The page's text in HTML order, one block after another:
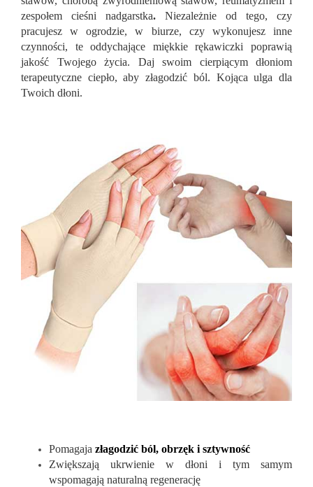
zespołem cieśni nadgarstka. Niezależnie od tego, czy
pracujesz w ogrodzie, w biurze, czy wykonujesz inne
czynności, te oddychające miękkie rękawiczki poprawią
jakość Twojego życia. Daj swoim cierpiącym dłoniom
terapeutyczne ciepło, aby złagodzić ból. Kojąca ulga dla
Twoich dłoni.
Pomagaja złagodzić ból, obrzęk i sztywność
Zwiększają ukrwienie w dłoni i tym samym
wspomagają naturalną regenerację